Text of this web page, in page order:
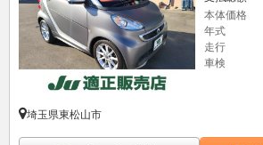
本体価格
年式
走行
車検
埼玉県東松山市